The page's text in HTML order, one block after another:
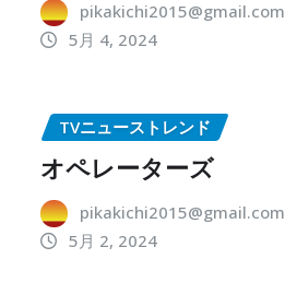
pikakichi2015@gmail.com
5月 4, 2024
TVニューストレンド
オペレーターズ
pikakichi2015@gmail.com
5月 2, 2024